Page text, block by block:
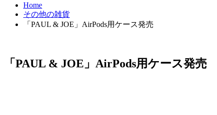
Home
その他の雑貨
「PAUL & JOE」AirPods用ケース発売
「PAUL & JOE」AirPods用ケース発売